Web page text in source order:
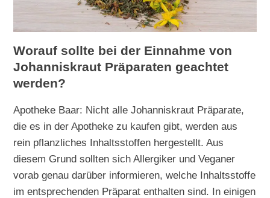
Worauf sollte bei der Einnahme von
Johanniskraut Präparaten geachtet
werden?
Apotheke Baar: Nicht alle Johanniskraut Präparate,
die es in der Apotheke zu kaufen gibt, werden aus
rein pflanzliches Inhaltsstoffen hergestellt. Aus
diesem Grund sollten sich Allergiker und Veganer
vorab genau darüber informieren, welche Inhaltsstoffe
im entsprechenden Präparat enthalten sind. In einigen